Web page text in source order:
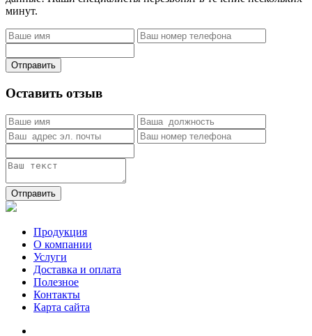
минут.
Отправить
Оставить отзыв
Отправить
Продукция
О компании
Услуги
Доставка и оплата
Полезное
Контакты
Карта сайта